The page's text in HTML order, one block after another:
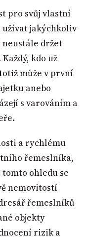
pro svůj vlastní
užívat jakýchkoliv
neustále držet
kdo už
může v první
anebo
s varováním a
a rychlému
řemeslníka,
ohledu se
nemovitostí
řemeslníků
objekty
rizik a